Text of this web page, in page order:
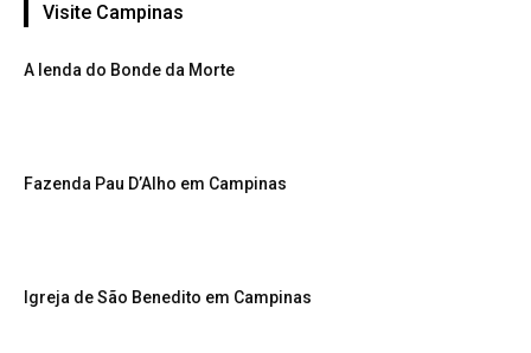
Visite Campinas
A lenda do Bonde da Morte
Fazenda Pau D’Alho em Campinas
Igreja de São Benedito em Campinas